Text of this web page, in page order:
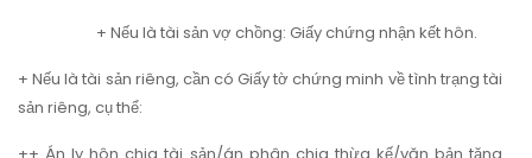
+ Nếu là tài sản vợ chồng: Giấy chứng nhận kết hôn.
+ Nếu là tài sản riêng, cần có Giấy tờ chứng minh về tình trạng tài
sản riêng, cụ thể: